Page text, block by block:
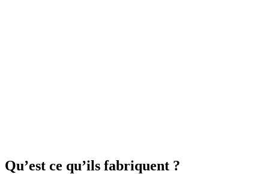
Qu’est ce qu’ils fabriquent ?